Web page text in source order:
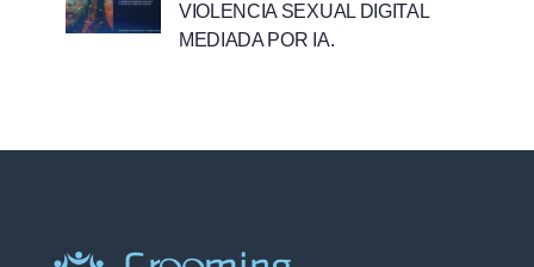
VIOLENCIA SEXUAL DIGITAL
MEDIADA POR IA.